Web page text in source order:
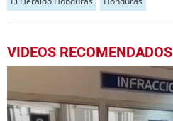
VIDEOS RECOMENDADOS